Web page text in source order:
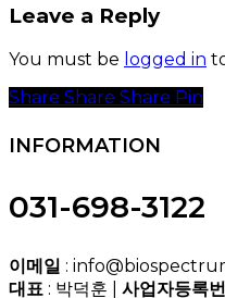
Leave a Reply
You must be logged in
Share
Share Share Share Pin
INFORMATION
031-698-3122
이메일 :
대표 : 박덕훈 | 사업자등록